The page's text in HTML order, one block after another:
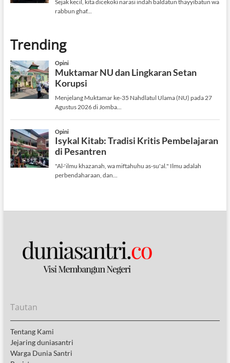
Trending
Tautan
Tentang Kami
Jejaring duniasantri
Warga Dunia Santri